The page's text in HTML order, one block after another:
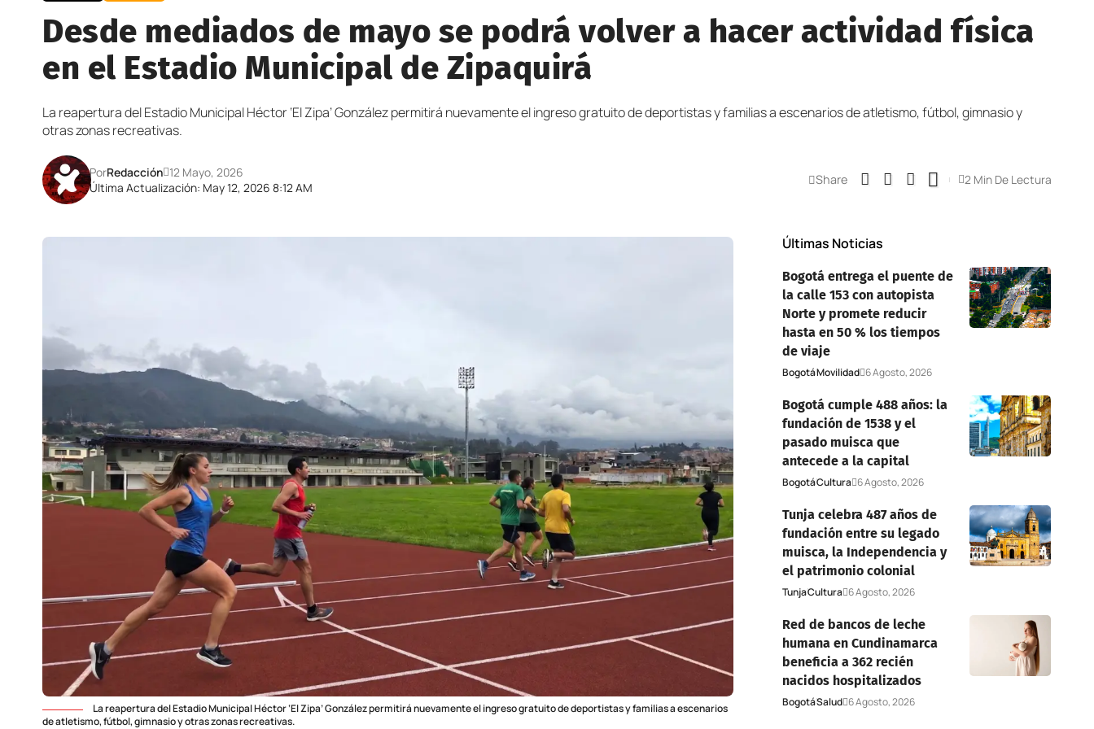
Desde mediados de mayo se podrá volver a hacer actividad física
en el Estadio Municipal de Zipaquirá
La reapertura del Estadio Municipal Héctor ‘El Zipa’ González permitirá nuevamente el ingreso gratuito de deportistas y familias a escenarios de atletismo, fútbol, gimnasio y
otras zonas recreativas.
Última Actualización: May 12, 2026 8:12 AM
PorRedacción 12 Mayo, 2026 Share 2 Min De Lectura
La reapertura del Estadio Municipal Héctor ‘El Zipa’ González permitirá nuevamente el ingreso gratuito de deportistas y familias a escenarios
de atletismo, fútbol, gimnasio y otras zonas recreativas.
Últimas Noticias
Bogotá entrega el puente de
la calle 153 con autopista
Norte y promete reducir
hasta en 50 % los tiempos
de viaje
BogotáMovilidad 6 Agosto, 2026
Bogotá cumple 488 años: la
fundación de 1538 y el
pasado muisca que
antecede a la capital
BogotáCultura 6 Agosto, 2026
Tunja celebra 487 años de
fundación entre su legado
muisca, la Independencia y
el patrimonio colonial
TunjaCultura 6 Agosto, 2026
Red de bancos de leche
humana en Cundinamarca
beneficia a 362 recién
nacidos hospitalizados
BogotáSalud 6 Agosto, 2026